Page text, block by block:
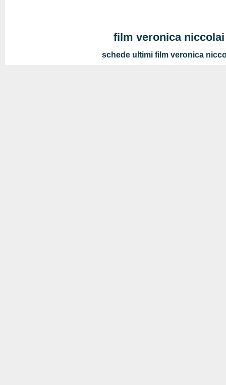
film veronica niccolai
schede ultimi film veronica